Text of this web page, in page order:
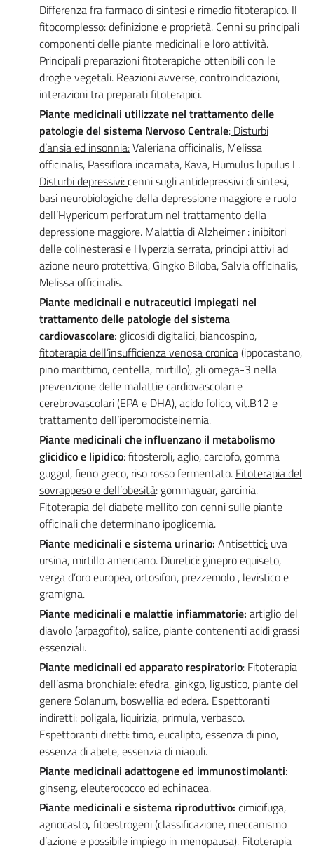
Differenza fra farmaco di sintesi e rimedio fitoterapico. Il
fitocomplesso: definizione e proprietà. Cenni su principali
componenti delle piante medicinali e loro attività.
Principali preparazioni fitoterapiche ottenibili con le
droghe vegetali. Reazioni avverse, controindicazioni,
interazioni tra preparati fitoterapici.
Piante medicinali utilizzate nel trattamento delle
patologie del sistema Nervoso Centrale: Disturbi
d’ansia ed insonnia:Valeriana officinalis, Melissa
officinalis, Passiflora incarnata, Kava, Humulus lupulus L.
Disturbi depressivi:cenni sugli antidepressivi di sintesi,
basi neurobiologiche della depressione maggiore e ruolo
dell’Hypericum perforatum nel trattamento della
depressione maggiore. Malattia di Alzheimer : inibitori
delle colinesterasi e Hyperzia serrata, principi attivi ad
azione neuro protettiva, Gingko Biloba, Salvia officinalis,
Melissa officinalis.
Piante medicinali e nutraceutici impiegati nel
trattamento delle patologie del sistema
cardiovascolare: glicosidi digitalici, biancospino,
fitoterapia dell’insufficienza venosa cronica(ippocastano,
pino marittimo, centella, mirtillo), gli omega-3 nella
prevenzione delle malattie cardiovascolari e
cerebrovascolari (EPA e DHA), acido folico, vit.B12 e
trattamento dell’iperomocisteinemia.
Piante medicinali che influenzano il metabolismo
glicidico e lipidico: fitosteroli, aglio, carciofo, gomma
guggul, fieno greco, riso rosso fermentato. Fitoterapia del
sovrappeso e dell’obesità: gommaguar, garcinia.
Fitoterapia del diabete mellito con cenni sulle piante
officinali che determinano ipoglicemia.
Piante medicinali e sistema urinario: Antisettici: uva
ursina, mirtillo americano. Diuretici: ginepro equiseto,
verga d’oro europea, ortosifon, prezzemolo , levistico e
gramigna.
Piante medicinali e malattie infiammatorie: artiglio del
diavolo (arpagofito), salice, piante contenenti acidi grassi
essenziali.
Piante medicinali ed apparato respiratorio: Fitoterapia
dell’asma bronchiale: efedra, ginkgo, ligustico, piante del
genere Solanum, boswellia ed edera. Espettoranti
indiretti: poligala, liquirizia, primula, verbasco.
Espettoranti diretti: timo, eucalipto, essenza di pino,
essenza di abete, essenzia di niaouli.
Piante medicinali adattogene ed immunostimolanti:
ginseng, eleuterococco ed echinacea.
Piante medicinali e sistema riproduttivo: cimicifuga,
agnocasto, fitoestrogeni (classificazione, meccanismo
d’azione e possibile impiego in menopausa). Fitoterapia